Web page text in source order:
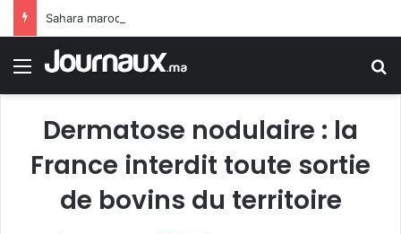
Menu
Dermatose nodulaire : la
France interdit toute sortie
de bovins du territoire